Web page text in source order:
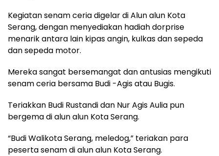
Kegiatan senam ceria digelar di Alun alun Kota
Serang, dengan menyediakan hadiah dorprise
menarik antara lain kipas angin, kulkas dan sepeda
dan sepeda motor.
Mereka sangat bersemangat dan antusias mengikuti
senam ceria bersama Budi -Agis atau Bugis.
Teriakkan Budi Rustandi dan Nur Agis Aulia pun
bergema di alun alun Kota Serang.
“Budi Walikota Serang, meledog,” teriakan para
peserta senam di alun alun Kota Serang.